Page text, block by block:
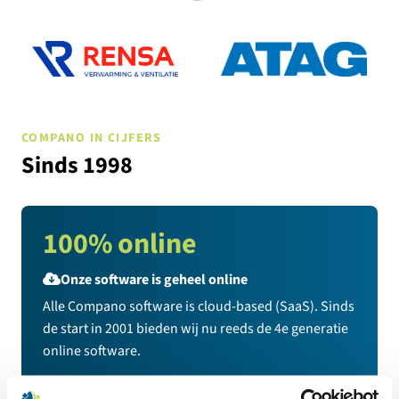
COMPANO IN CIJFERS
Sinds 1998
100% online
Onze software is geheel online
Alle Compano software is cloud-based (SaaS). Sinds
de start in 2001 bieden wij nu reeds de 4e generatie
online software.